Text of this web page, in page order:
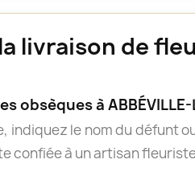
de
à ABBÉVILLE-
le nom du défunt
confiée à un artisan